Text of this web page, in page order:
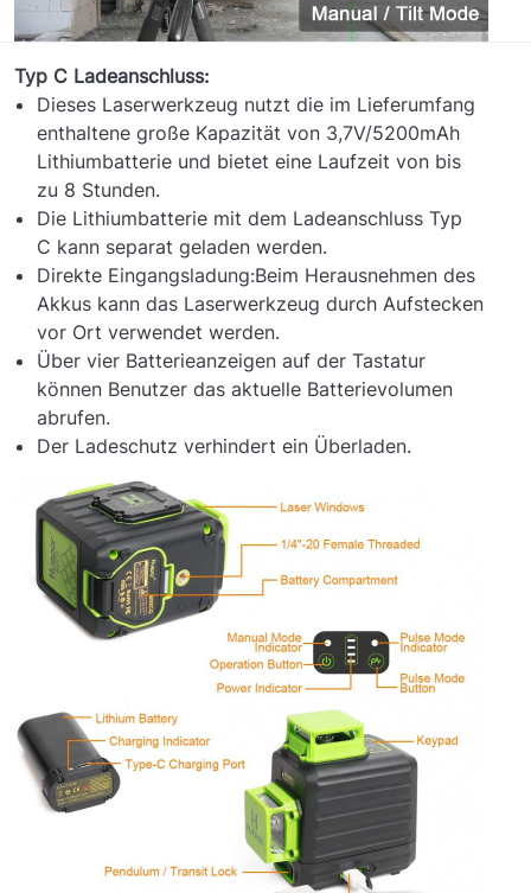
Typ C Ladeanschluss:
Dieses Laserwerkzeug nutzt die im Lieferumfang
enthaltene große Kapazität von 3,7V/5200mAh
Lithiumbatterie und bietet eine Laufzeit von bis
zu 8 Stunden.
Die Lithiumbatterie mit dem Ladeanschluss Typ
C kann separat geladen werden.
Direkte Eingangsladung:Beim Herausnehmen des
Akkus kann das Laserwerkzeug durch Aufstecken
vor Ort verwendet werden.
Über vier Batterieanzeigen auf der Tastatur
können Benutzer das aktuelle Batterievolumen
abrufen.
Der Ladeschutz verhindert ein Überladen.